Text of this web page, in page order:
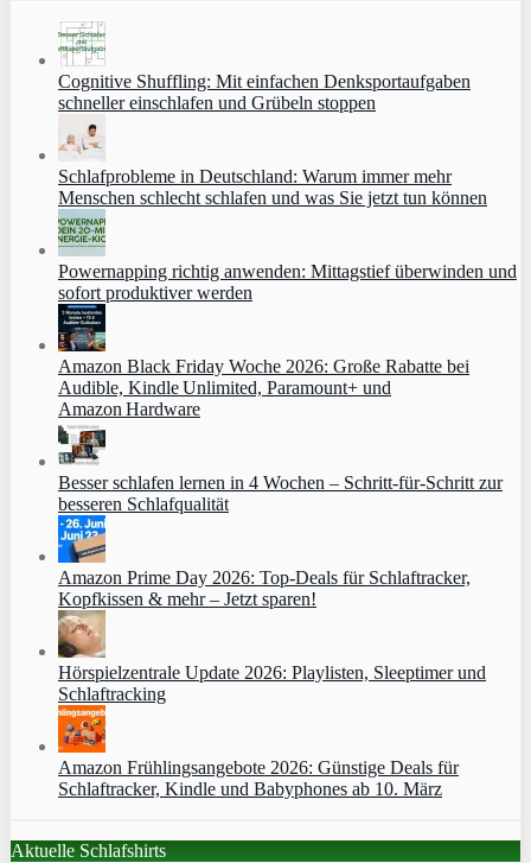
Cognitive Shuffling: Mit einfachen Denksportaufgaben
schneller einschlafen und Grübeln stoppen
Schlafprobleme in Deutschland: Warum immer mehr
Menschen schlecht schlafen und was Sie jetzt tun können
Powernapping richtig anwenden: Mittagstief überwinden und
sofort produktiver werden
Amazon Black Friday Woche 2026: Große Rabatte bei
Audible, Kindle Unlimited, Paramount+ und
Amazon Hardware
Besser schlafen lernen in 4 Wochen – Schritt‑für‑Schritt zur
besseren Schlafqualität
Amazon Prime Day 2026: Top-Deals für Schlaftracker,
Kopfkissen & mehr – Jetzt sparen!
Hörspielzentrale Update 2026: Playlisten, Sleeptimer und
Schlaftracking
Amazon Frühlingsangebote 2026: Günstige Deals für
Schlaftracker, Kindle und Babyphones ab 10. März
Aktuelle Schlafshirts